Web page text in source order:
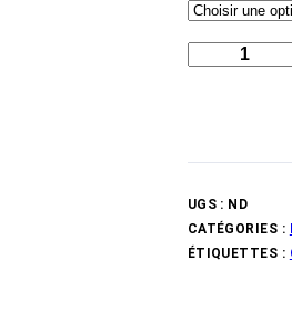
UGS : ND
CATÉGORIES :
ÉTIQUETTES :